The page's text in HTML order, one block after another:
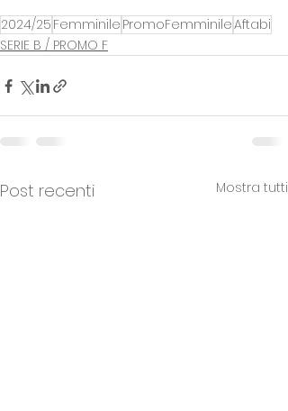
2024/25 Femminile PromoFemminileAftabi
SERIE B / PROMO F
Post recenti Mostra tutti